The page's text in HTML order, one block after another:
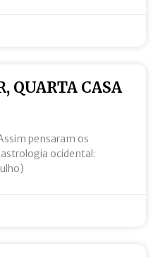
QUARTA CASA
pensaram os
ocidental: